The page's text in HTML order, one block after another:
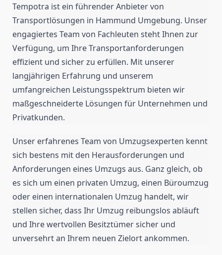
Tempotra ist ein führender Anbieter von
Transportlösungen in Hammund Umgebung. Unser
engagiertes Team von Fachleuten steht Ihnen zur
Verfügung, um Ihre Transportanforderungen
effizient und sicher zu erfüllen. Mit unserer
langjährigen Erfahrung und unserem
umfangreichen Leistungsspektrum bieten wir
maßgeschneiderte Lösungen für Unternehmen und
Privatkunden.
Unser erfahrenes Team von Umzugsexperten kennt
sich bestens mit den Herausforderungen und
Anforderungen eines Umzugs aus. Ganz gleich, ob
es sich um einen privaten Umzug, einen Büroumzug
oder einen internationalen Umzug handelt, wir
stellen sicher, dass Ihr Umzug reibungslos abläuft
und Ihre wertvollen Besitztümer sicher und
unversehrt an Ihrem neuen Zielort ankommen.